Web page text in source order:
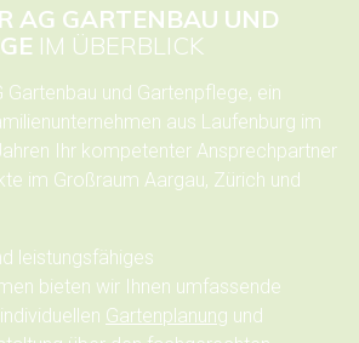
AG GARTENBAU UND
IM ÜBERBLICK
Gartenbau und Gartenpflege, ein
aus Laufenburg im
Ihr kompetenter Ansprechpartner
im Großraum Aargau, Zürich und
leistungsfähiges
bieten wir Ihnen umfassende
Gartenplanung und